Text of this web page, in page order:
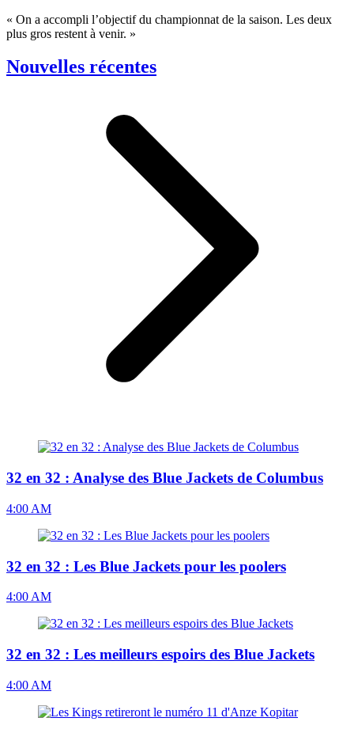
« On a accompli l’objectif du championnat de la saison. Les deux
plus gros restent à venir. »
Nouvelles récentes
32 en 32 : Analyse des Blue Jackets de Columbus
4:00 AM
32 en 32 : Les Blue Jackets pour les poolers
4:00 AM
32 en 32 : Les meilleurs espoirs des Blue Jackets
4:00 AM